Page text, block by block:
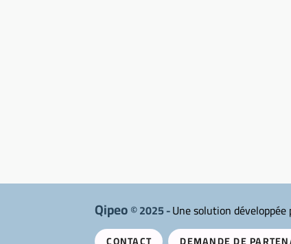
Qipeo© 2025 -Une solution développée